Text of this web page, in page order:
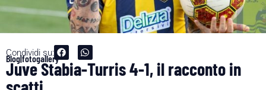
Condividi su:
Blog|fotogallery
Juve Stabia-Turris 4-1, il racconto in